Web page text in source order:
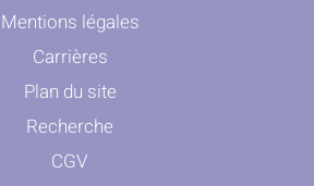
Mentions légales
Carrières
Plan du site
Recherche
CGV